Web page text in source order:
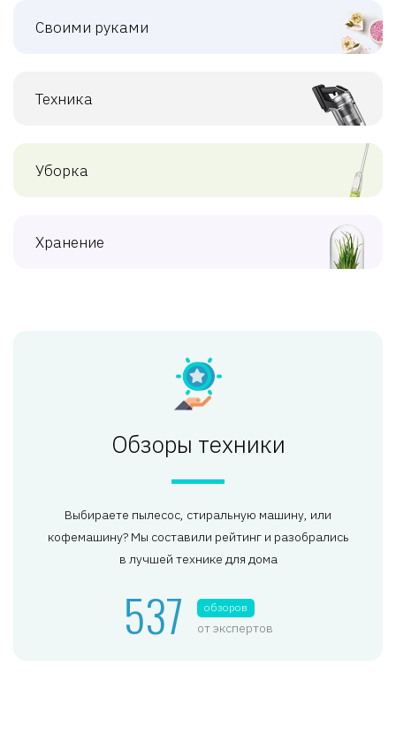
Своими руками
Техника
Уборка
Хранение
Обзоры техники
Выбираете пылесос, стиральную машину, или
кофемашину? Мы составили рейтинг и разобрались
в лучшей технике для дома
537 обзоров
от экспертов